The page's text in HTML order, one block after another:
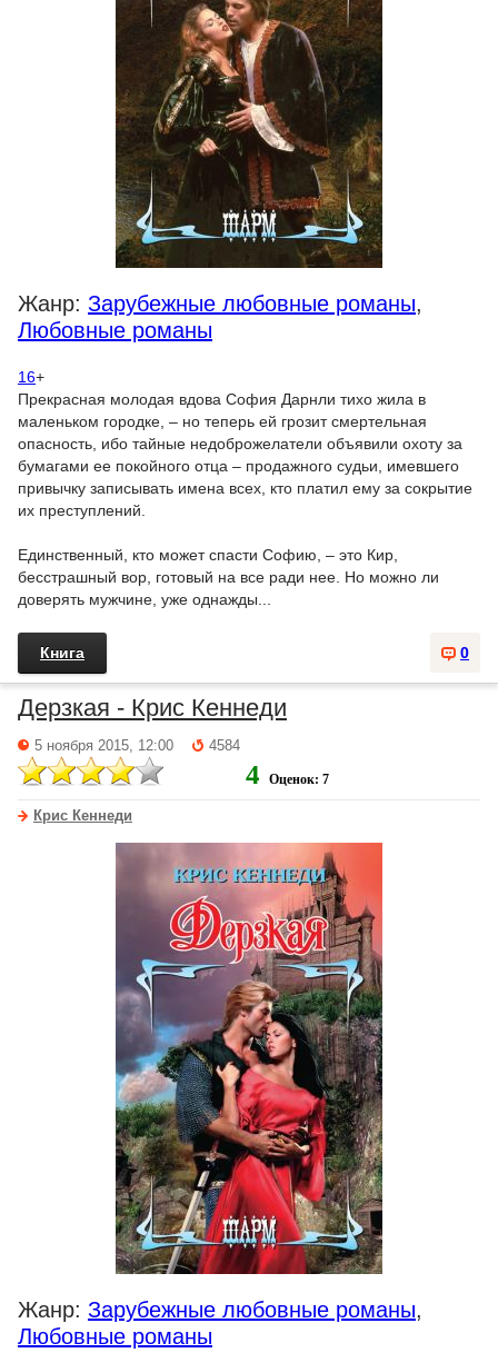
Жанр: Зарубежные любовные романы,
Любовные романы
16+
Прекрасная молодая вдова София Дарнли тихо жила в
маленьком городке, – но теперь ей грозит смертельная
опасность, ибо тайные недоброжелатели объявили охоту за
бумагами ее покойного отца – продажного судьи, имевшего
привычку записывать имена всех, кто платил ему за сокрытие
их преступлений.
Единственный, кто может спасти Софию, – это Кир,
бесстрашный вор, готовый на все ради нее. Но можно ли
доверять мужчине, уже однажды...
0
Книга
Дерзкая - Крис Кеннеди
5 ноября 2015, 12:00 4584
4 Оценок: 7
Крис Кеннеди
Жанр: Зарубежные любовные романы,
Любовные романы